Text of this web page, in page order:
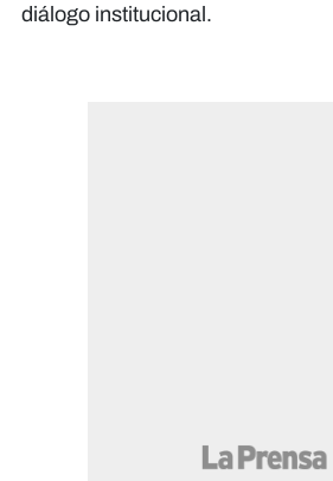
diálogo institucional.